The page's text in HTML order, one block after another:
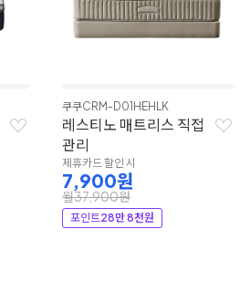
쿠쿠CRM-D01HEHLK
레스티노 매트리스 직접
관리
제휴카드 할인 시
7,900원
월37,900원
포인트28만 8천원